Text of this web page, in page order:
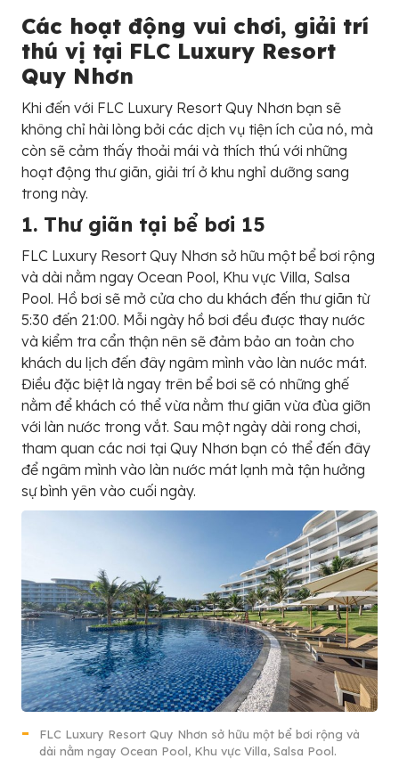
Các hoạt động vui chơi, giải trí
thú vị tại FLC Luxury Resort
Quy Nhơn
Khi đến với FLC Luxury Resort Quy Nhơn bạn sẽ
không chỉ hài lòng bởi các dịch vụ tiện ích của nó, mà
còn sẽ cảm thấy thoải mái và thích thú với những
hoạt động thư giãn, giải trí ở khu nghỉ dưỡng sang
trong này.
1. Thư giãn tại bể bơi 15
FLC Luxury Resort Quy Nhơn sở hữu một bể bơi rộng
và dài nằm ngay Ocean Pool, Khu vực Villa, Salsa
Pool. Hồ bơi sẽ mở cửa cho du khách đến thư giãn từ
5:30 đến 21:00. Mỗi ngày hồ bơi đều được thay nước
và kiểm tra cẩn thận nên sẽ đảm bảo an toàn cho
khách du lịch đến đây ngâm mình vào làn nước mát.
Điều đặc biệt là ngay trên bể bơi sẽ có những ghế
nằm để khách có thể vừa nằm thư giãn vừa đùa giỡn
với làn nước trong vắt. Sau một ngày dài rong chơi,
tham quan các nơi tại Quy Nhơn bạn có thể đến đây
để ngâm mình vào làn nước mát lạnh mà tận hưởng
sự bình yên vào cuối ngày.
FLC Luxury Resort Quy Nhơn sở hữu một bể bơi rộng và
dài nằm ngay Ocean Pool, Khu vực Villa, Salsa Pool.